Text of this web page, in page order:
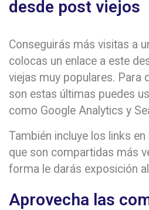
desde post viejos
Conseguirás más visitas a
colocas un enlace a este
viejas muy populares. Para
son estas últimas puedes
como Google Analytics y
También incluye los links
que son compartidas más
forma le darás exposición
Aprovecha las